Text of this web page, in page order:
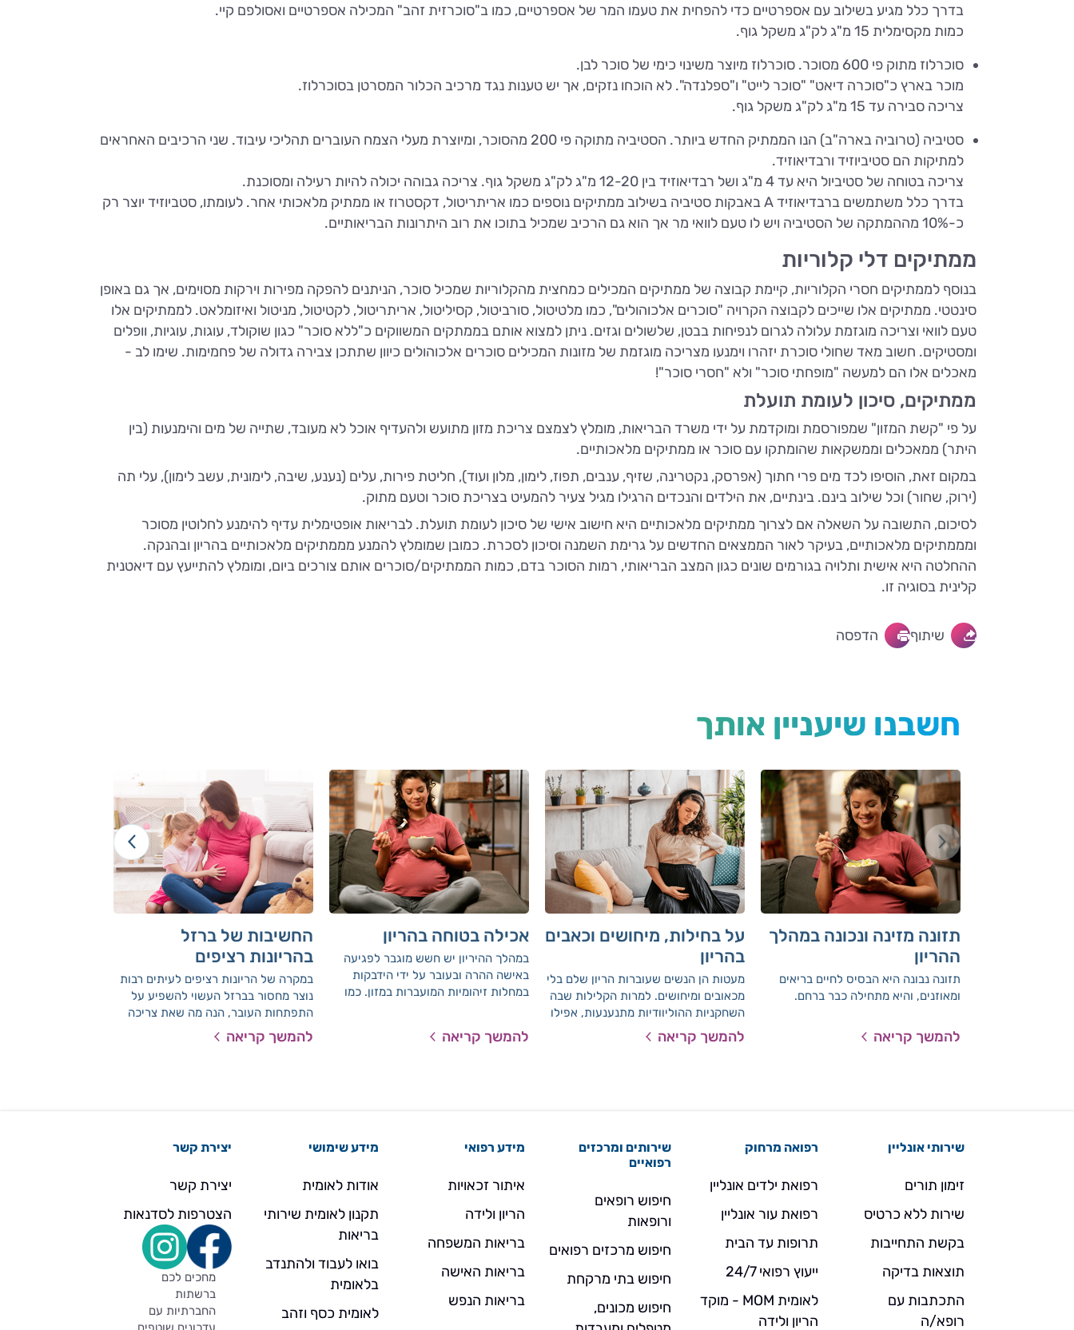
בדרך כלל מגיע בשילוב עם אספרטיים כדי להפחית את טעמו המר של אספרטיים, כמו ב"סוכרזית זהב" המכילה אספרטיים ואסולפם קיי.
כמות מקסימלית 15 מ"ג לק"ג משקל גוף.
סוכרלוז מתוק פי 600 מסוכר. סוכרלוז מיוצר משינוי כימי של סוכר לבן.
מוכר בארץ כ"סוכרה דיאט" "סוכר לייט" ו"ספלנדה". לא הוכחו נזקים, אך יש טענות נגד מרכיב הכלור המסרטן בסוכרלוז.
צריכה סבירה עד 15 מ"ג לק"ג משקל גוף.
סטיביה (טרוביה בארה"ב) הנו הממתיק החדש ביותר. הסטיביה מתוקה פי 200 מהסוכר, ומיוצרת מעלי הצמח העוברים תהליכי עיבוד. שני הרכיבים האחראים
למתיקות הם סטיביוזיד ורבדיאוזיד.
צריכה בטוחה של סטיביול היא עד 4 מ"ג ושל רבדיאוזיד בין 12-20 מ"ג לק"ג משקל גוף. צריכה גבוהה יכולה להיות רעילה ומסוכנת.
בדרך כלל משתמשים ברבדיאוזיד A באבקות סטיביה בשילוב ממתיקים נוספים כמו אריתריטול, דקסטרוז או ממתיק מלאכותי אחר. לעומתו, סטביוזיד יוצר רק
כ-10% מההמתקה של הסטיביה ויש לו טעם לוואי מר אך הוא גם הרכיב שמכיל בתוכו את רוב היתרונות הבריאותיים.
ממתיקים דלי קלוריות
בנוסף לממתיקים חסרי הקלוריות, קיימת קבוצה של ממתיקים המכילים כמחצית מהקלוריות שמכיל סוכר, הניתנים להפקה מפירות וירקות מסוימים, אך גם באופן
סינטטי. ממתיקים אלו שייכים לקבוצה הקרויה "סוכרים אלכוהולים", כמו מלטיטול, סורביטול, קסיליטול, אריתריטול, לקטיטול, מניטול ואיזומלאט. לממתיקים אלו
טעם לוואי וצריכה מוגזמת עלולה לגרום לנפיחות בבטן, שלשולים וגזים. ניתן למצוא אותם בממתקים המשווקים כ"ללא סוכר" כגון שוקולד, עוגות, עוגיות, וופלים
ומסטיקים. חשוב מאד שחולי סוכרת יזהרו וימנעו מצריכה מוגזמת של מזונות המכילים סוכרים אלכוהולים כיוון שתתכן צבירה גדולה של פחמימות. שימו לב -
מאכלים אלו הם למעשה "מופחתי סוכר" ולא "חסרי סוכר"!
ממתיקים, סיכון לעומת תועלת
על פי "קשת המזון" שמפורסמת ומוקדמת על ידי משרד הבריאות, מומלץ לצמצם צריכת מזון מתועש ולהעדיף אוכל לא מעובד, שתייה של מים והימנעות (בין
היתר) ממאכלים וממשקאות שהומתקו עם סוכר או ממתיקים מלאכותיים.
במקום זאת, הוסיפו לכד מים פרי חתוך (אפרסק, נקטרינה, שזיף, ענבים, תפוז, לימון, מלון ועוד), חליטת פירות, עלים (נענע, שיבה, לימונית, עשב לימון), עלי תה
(ירוק, שחור) וכל שילוב בינם. בינתיים, את הילדים והנכדים הרגילו מגיל צעיר להמעיט בצריכת סוכר וטעם מתוק.
לסיכום, התשובה על השאלה אם לצרוך ממתיקים מלאכותיים היא חישוב אישי של סיכון לעומת תועלת. לבריאות אופטימלית עדיף להימנע לחלוטין מסוכר
ומממתיקים מלאכותיים, בעיקר לאור הממצאים החדשים על גרימת השמנה וסיכון לסכרת. כמובן שמומלץ להמנע מממתיקים מלאכותיים בהריון ובהנקה.
ההחלטה היא אישית ותלויה בגורמים שונים כגון המצב הבריאותי, רמות הסוכר בדם, כמות הממתיקים/סוכרים אותם צורכים ביום, ומומלץ להתייעץ עם דיאטנית
קלינית בסוגיה זו.
שיתוף הדפסה
חשבנו שיעניין אותך
תזונה מזינה ונכונה במהלך
ההריון
תזונה נבונה היא הבסיס לחיים בריאים
ומאוזנים, והיא מתחילה כבר ברחם.
להמשך קריאה
על בחילות, מיחושים וכאבים
בהריון
מעטות הן הנשים שעוברות הריון שלם בלי
מכאובים ומיחושים. למרות הקלילות שבה
השחקניות ההוליוודיות מתנענעות, אפילו
בסוף חודש תשיעי, נדירות הן הנשים
האמיתיות שעוברות הריון שלם בלי
להמשך קריאה
אכילה בטוחה בהריון
במהלך ההיריון יש חשש מוגבר לפגיעה
באישה ההרה ובעובר על ידי הידבקות
במחלות זיהומיות המועברות במזון. כמו
שלהלן תפחית סיכונים אלו.
להמשך קריאה
החשיבות של ברזל
בהריונות רציפים
במקרה של הריונות רציפים לעיתים רבות
נוצר מחסור בברזל העשוי להשפיע על
התפתחות העובר, הנה מה שאת צריכה
לדעת
להמשך קריאה
שירותי אונליין
זימון תורים
שירות ללא כרטיס
בקשת התחייבות
תוצאות בדיקה
התכתבות עם
רופא/ה
רפואה מרחוק
רפואת ילדים אונליין
רפואת עור אונליין
תרופות עד הבית
ייעוץ רפואי 24/7
לאומית MOM - מוקד
הריון ולידה
שירותים ומרכזים
רפואיים
חיפוש רופאים
ורופאות
חיפוש מרכזים רפואים
חיפוש בתי מרקחת
חיפוש מכונים,
מידע רפואי
איתור זכאויות
הריון ולידה
בריאות המשפחה
בריאות האישה
בריאות הנפש
מידע שימושי
אודות לאומית
תקנון לאומית שירותי
בריאות
בואו לעבוד ולהתנדב
בלאומית
לאומית כסף וזהב
יצירת קשר
יצירת קשר
הצטרפות לסדנאות
מחכים לכם
ברשתות
החברתיות עם